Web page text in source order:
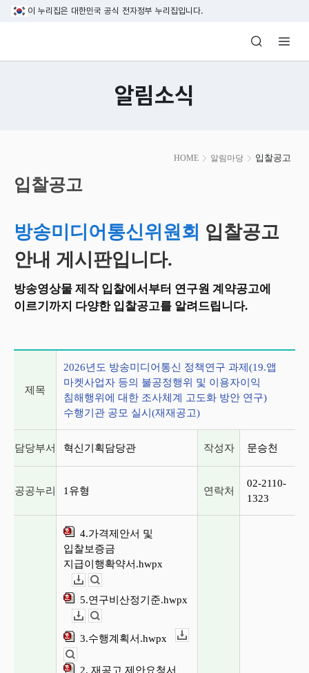
본문 바로가기
이 누리집은 대한민국 공식 전자정부 누리집입니다.
방송미디어통신위원회 Korea Media
알림소식
HOME 알림마당 입찰공고
시
작
입찰공고
방송미디어통신위원회 입찰공고
안내 게시판입니다.
방송영상물 제작 입찰에서부터 연구원 계약공고에
이르기까지 다양한 입찰공고를 알려드립니다.
제목
2026년도 방송미디어통신 정책연구 과제(19.앱
마켓사업자 등의 불공정행위 및 이용자이익
침해행위에 대한 조사체계 고도화 방안 연구)
수행기관 공모 실시(재재공고)
담당부서 혁신기획담당관 작성자 문승천
공공누리 1유형 연락처
02-2110-
1323
4.가격제안서 및
입찰보증금
지급이행확약서.hwpx
5.연구비산정기준.hwpx
3.수행계획서.hwpx
2. 재공고 제안요청서